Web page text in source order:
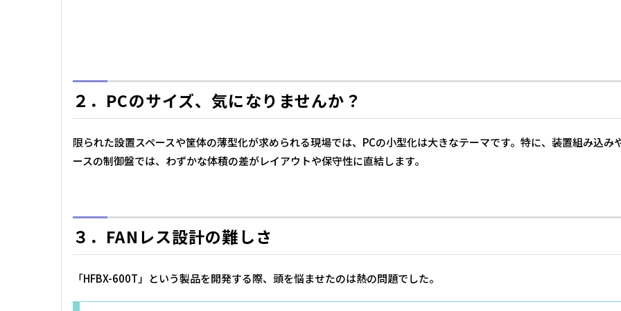
２．PCのサイズ、気になりませんか？
限られた設置スペースや筐体の薄型化が求められる現場では、PCの小型化は大きなテーマです。特に、装置組み込み
ースの制御盤では、わずかな体積の差がレイアウトや保守性に直結します。
３．FANレス設計の難しさ
「HFBX-600T」という製品を開発する際、頭を悩ませたのは熱の問題でした。